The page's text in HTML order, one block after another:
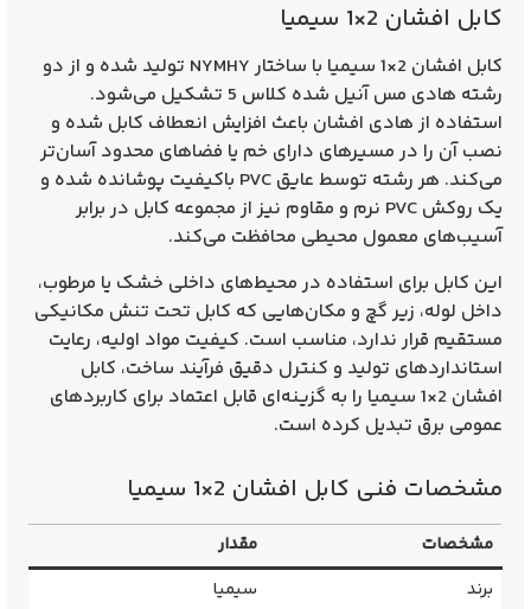
کابل افشان 2×1 سیمیا
کابل افشان 2×1 سیمیا با ساختار NYMHY تولید شده و از دو
رشته هادی مس آنیل شده کلاس 5 تشکیل می‌شود.
استفاده از هادی افشان باعث افزایش انعطاف کابل شده و
نصب آن را در مسیرهای دارای خم یا فضاهای محدود آسان‌تر
می‌کند. هر رشته توسط عایق PVC باکیفیت پوشانده شده و
یک روکش PVC نرم و مقاوم نیز از مجموعه کابل در برابر
آسیب‌های معمول محیطی محافظت می‌کند.
این کابل برای استفاده در محیط‌های داخلی خشک یا مرطوب،
داخل لوله، زیر گچ و مکان‌هایی که کابل تحت تنش مکانیکی
مستقیم قرار ندارد، مناسب است. کیفیت مواد اولیه، رعایت
استانداردهای تولید و کنترل دقیق فرآیند ساخت، کابل
افشان 2×1 سیمیا را به گزینه‌ای قابل اعتماد برای کاربردهای
عمومی برق تبدیل کرده است.
مشخصات فنی کابل افشان 2×1 سیمیا
مشخصات
مقدار
برند
سیمیا